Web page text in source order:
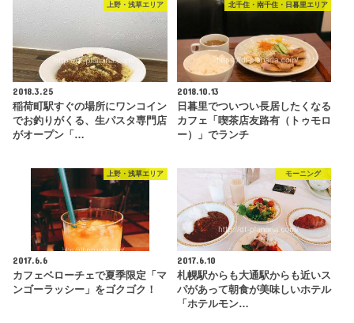
上野・浅草エリア
2018.3.25
稲荷町駅すぐの場所にワンコイン
でお釣りがくる、生パスタ専門店
がオープン「…
北千住・南千住・日暮里エリア
2018.10.13
日暮里でついつい長居したくなる
カフェ「喫茶店友路有（トゥモロ
ー）」でランチ
上野・浅草エリア
2017.6.6
カフェベローチェで夏季限定「マ
ンゴーラッシー」をゴクゴク！
モーニング
2017.6.10
札幌駅からも大通駅からも近いス
パがあって朝食が美味しいホテル
「ホテルモン…